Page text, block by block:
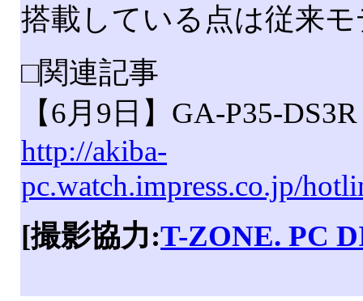
搭載している点は従来
□関連記事
【6月9日】GA-P35-
http://akiba-
pc.watch.impress.co.jp/
[撮影協力:T-ZONE. PC